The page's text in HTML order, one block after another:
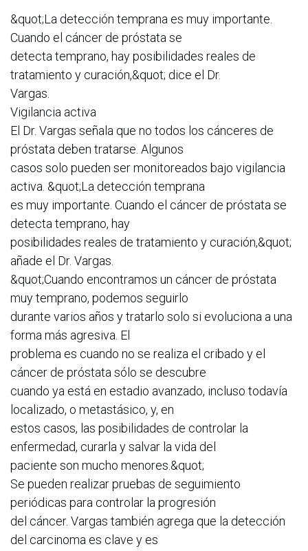
&quot;La detección temprana es muy importante.
Cuando el cáncer de próstata se
detecta temprano, hay posibilidades reales de
tratamiento y curación,&quot; dice el Dr.
Vargas.
Vigilancia activa
El Dr. Vargas señala que no todos los cánceres de
próstata deben tratarse. Algunos
casos solo pueden ser monitoreados bajo vigilancia
activa. &quot;La detección temprana
es muy importante. Cuando el cáncer de próstata se
detecta temprano, hay
posibilidades reales de tratamiento y curación,&quot;
añade el Dr. Vargas.
&quot;Cuando encontramos un cáncer de próstata
muy temprano, podemos seguirlo
durante varios años y tratarlo solo si evoluciona a una
forma más agresiva. El
problema es cuando no se realiza el cribado y el
cáncer de próstata sólo se descubre
cuando ya está en estadio avanzado, incluso todavía
localizado, o metastásico, y, en
estos casos, las posibilidades de controlar la
enfermedad, curarla y salvar la vida del
paciente son mucho menores.&quot;
Se pueden realizar pruebas de seguimiento
periódicas para controlar la progresión
del cáncer. Vargas también agrega que la detección
del carcinoma es clave y es